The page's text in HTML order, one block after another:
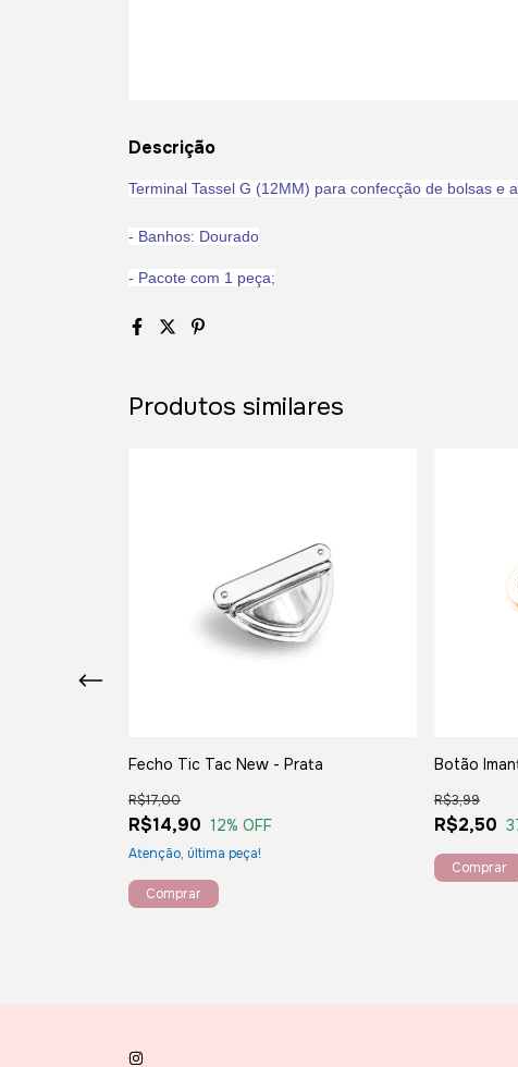
Descrição
Terminal Tassel G (12MM) para confecção de bolsas e
- Banhos: Dourado
- Pacote com 1 peça;
Produtos similares
Fecho Tic Tac New - Prata
R$14,90
R$17,00
12% OFF
Atenção, última peça!
Botão
R$2,50
R$3,99